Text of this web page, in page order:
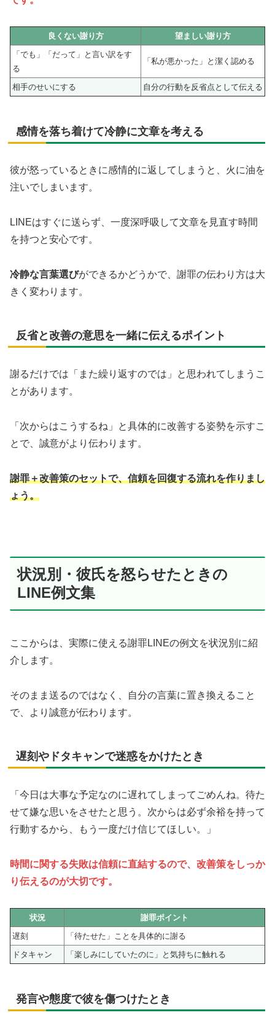
良くない謝り方
望ましい謝り方
「でも」「だって」と言い訳をす
る
「私が悪かった」と潔く認める
相手のせいにする 自分の行動を反省点として伝える
感情を落ち着けて冷静に文章を考える
彼が怒っているときに感情的に返してしまうと、火に油を
注いでしまいます。
LINEはすぐに送らず、一度深呼吸して文章を見直す時間
を持つと安心です。
冷静な言葉選びができるかどうかで、謝罪の伝わり方は大
きく変わります。
反省と改善の意思を一緒に伝えるポイント
謝るだけでは「また繰り返すのでは」と思われてしまうこ
とがあります。
「次からはこうするね」と具体的に改善する姿勢を示すこ
とで、誠意がより伝わります。
謝罪＋改善策のセットで、信頼を回復する流れを作りまし
ょう。
状況別・彼氏を怒らせたときの
LINE例文集
ここからは、実際に使える謝罪LINEの例文を状況別に紹
介します。
そのまま送るのではなく、自分の言葉に置き換えること
で、より誠意が伝わります。
遅刻やドタキャンで迷惑をかけたとき
「今日は大事な予定なのに遅れてしまってごめんね。待た
せて嫌な思いをさせたと思う。次からは必ず余裕を持って
行動するから、もう一度だけ信じてほしい。」
時間に関する失敗は信頼に直結するので、改善策をしっか
り伝えるのが大切です。
状況
謝罪ポイント
遅刻
「待たせた」ことを具体的に謝る
ドタキャン
「楽しみにしていたのに」と気持ちに触れる
発言や態度で彼を傷つけたとき